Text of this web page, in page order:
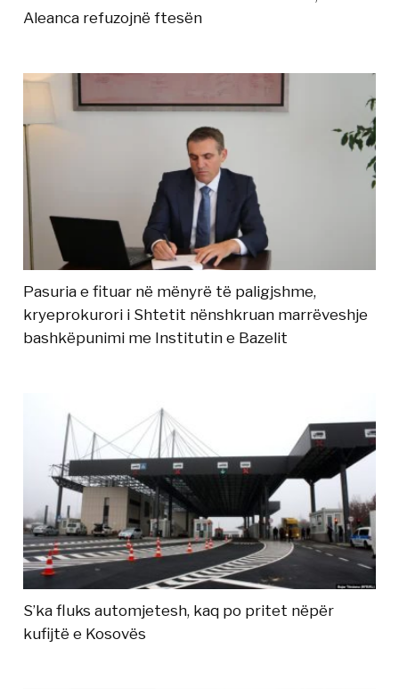
Aleanca refuzojnë ftesën
Pasuria e fituar në mënyrë të paligjshme,
kryeprokurori i Shtetit nënshkruan marrëveshje
bashkëpunimi me Institutin e Bazelit
S’ka fluks automjetesh, kaq po pritet nëpër
kufijtë e Kosovës